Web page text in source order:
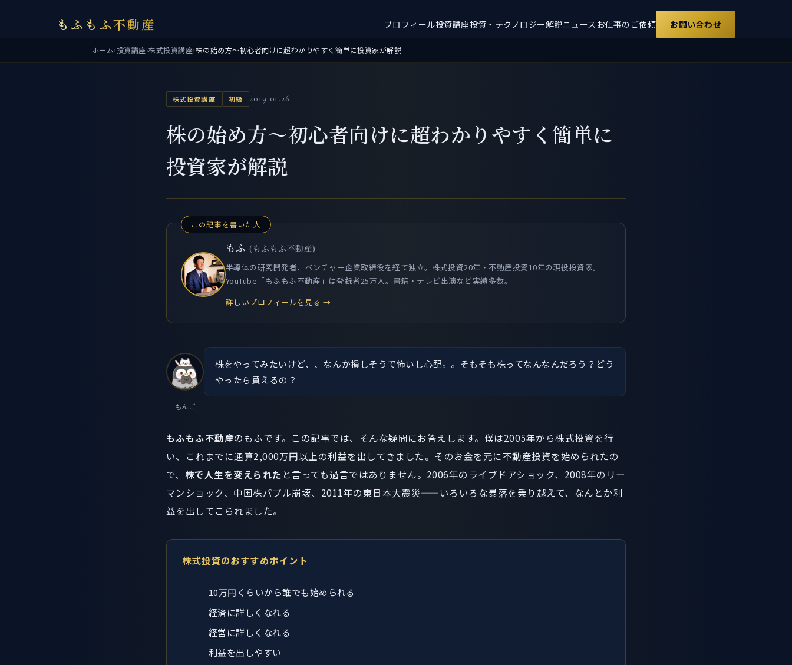
もふもふ不動産 プロフィール投資講座投資・テクノロジー解説ニュース お仕事のご依頼 お問い合わせ
ホーム›投資講座›株式投資講座›株の始め方～初心者向けに超わかりやすく簡単に投資家が解説
株式投資講座 初級 2019.01.26
株の始め方～初心者向けに超わかりやすく簡単に
投資家が解説
この記事を書いた人
もふ (もふもふ不動産)
半導体の研究開発者、ベンチャー企業取締役を経て独立。株式投資20年・不動産投資10年の現役投資家。
YouTube「もふもふ不動産」は登録者25万人。書籍・テレビ出演など実績多数。
詳しいプロフィールを見る →
もんご
株をやってみたいけど、、なんか損しそうで怖いし心配。。そもそも株ってなんなんだろう？どう
やったら買えるの？
もふもふ不動産のもふです。この記事では、そんな疑問にお答えします。僕は2005年から株式投資を行
い、これまでに通算2,000万円以上の利益を出してきました。そのお金を元に不動産投資を始められたの
で、 株で人生を変えられた と言っても過言ではありません。2006年のライブドアショック、2008年のリー
マンショック、中国株バブル崩壊、2011年の東日本大震災——いろいろな暴落を乗り越えて、なんとか利
益を出してこられました。
株式投資のおすすめポイント
10万円くらいから誰でも始められる
経済に詳しくなれる
経営に詳しくなれる
利益を出しやすい